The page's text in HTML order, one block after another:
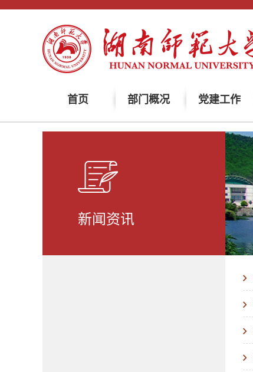
首页 部门概况 党建工作
新闻资讯